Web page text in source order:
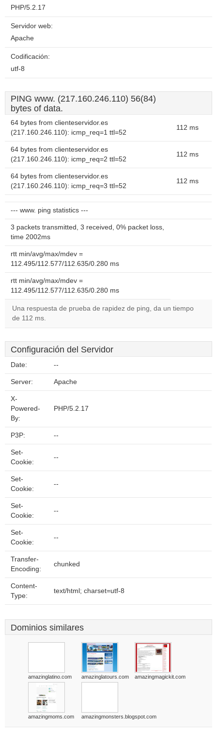
PHP/5.2.17
Servidor web:
Apache
Codificación:
utf-8
PING www. (217.160.246.110) 56(84)
bytes of data.
64 bytes from clienteservidor.es
(217.160.246.110): icmp_req=1 ttl=52
112 ms
64 bytes from clienteservidor.es
(217.160.246.110): icmp_req=2 ttl=52
112 ms
64 bytes from clienteservidor.es
(217.160.246.110): icmp_req=3 ttl=52
112 ms
--- www. ping statistics ---
3 packets transmitted, 3 received, 0% packet loss,
time 2002ms
rtt min/avg/max/mdev =
112.495/112.577/112.635/0.280 ms
rtt min/avg/max/mdev =
112.495/112.577/112.635/0.280 ms
Una respuesta de prueba de rapidez de ping, da un tiempo
de 112 ms.
Configuración del Servidor
Date: --
Server: Apache
X-
Powered-
By:
PHP/5.2.17
P3P: --
Set-
Cookie:
--
Set-
Cookie:
--
Set-
Cookie:
--
Set-
Cookie:
--
Transfer-
Encoding:
chunked
Content-
Type:
text/html; charset=utf-8
Dominios similares
amazinglatino.com amazinglatours.com amazingmagickit.com
amazingmoms.com amazingmonsters.blogspot.com